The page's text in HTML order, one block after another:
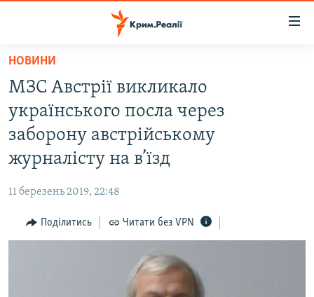
Перейти
основного
матеріалу
Перейти
до
основної
Перейти
пошуку
ВІДЕО ТА ФОТО
ПОГЛЯД
ІНТЕРВ'Ю
НОВИНИ
МЗС Австрії викликало
українського посла через
заборону австрійському
журналісту на в’їзд
11 березень 2019, 22:48
Поділитись Читати без VPN